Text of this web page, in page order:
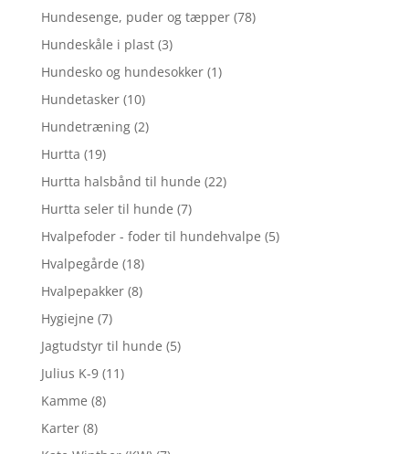
Hundesenge, puder og tæpper (78)
Hundeskåle i plast (3)
Hundesko og hundesokker (1)
Hundetasker (10)
Hundetræning (2)
Hurtta (19)
Hurtta halsbånd til hunde (22)
Hurtta seler til hunde (7)
Hvalpefoder - foder til hundehvalpe (5)
Hvalpegårde (18)
Hvalpepakker (8)
Hygiejne (7)
Jagtudstyr til hunde (5)
Julius K-9 (11)
Kamme (8)
Karter (8)